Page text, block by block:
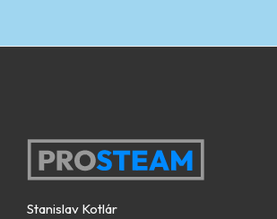
Zápatí
Stanislav Kotlár